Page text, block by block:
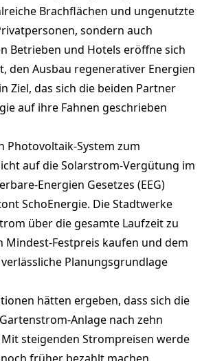
Brachflächen und ungenutzte
sondern auch
Betrieben und Hotels eröffne sich
den Ausbau regenerativer Energien
Ziel, das sich die beiden Partner
auf ihre Fahnen geschrieben
Photovoltaik-System zum
auf die Solarstrom-Vergütung im
Energien Gesetzes (EEG)
SchoEnergie. Die Stadtwerke
über die gesamte Laufzeit zu
Mindest-Festpreis kaufen und dem
Planungsgrundlage
hätten ergeben, dass sich die
Anlage nach zehn
steigenden Strompreisen werde